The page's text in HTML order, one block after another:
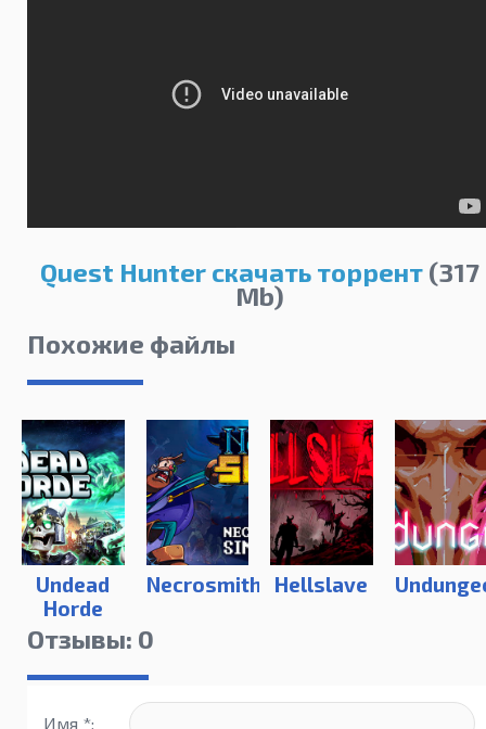
Quest Hunter скачать торрент(317
Mb)
Похожие файлы
Undead
Horde
Necrosmith Hellslave
Отзывы: 0
Имя *: